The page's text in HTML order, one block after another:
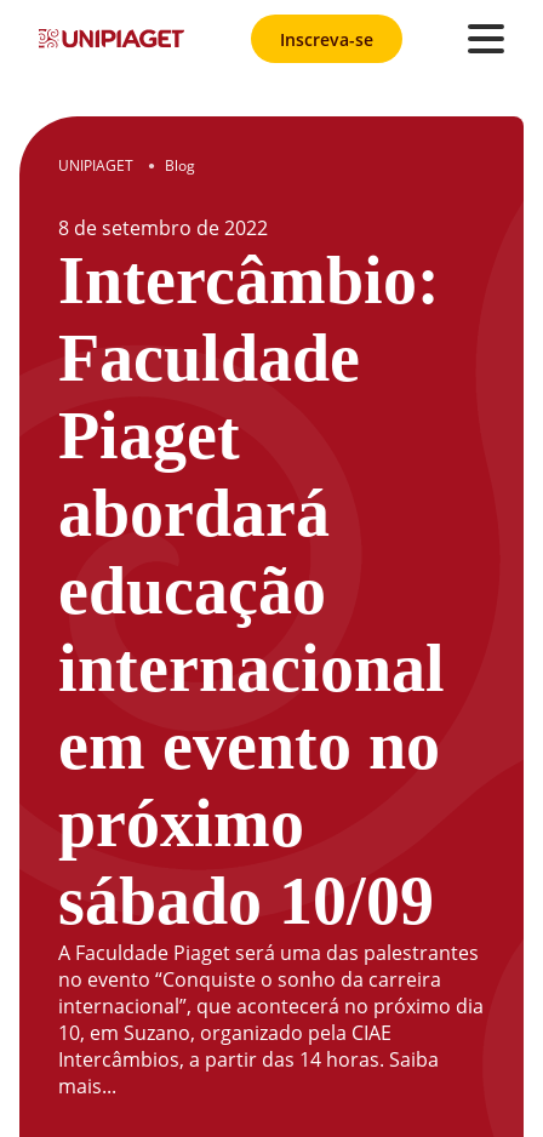
Inscreva-se
UNIPIAGET ● Blog
8 desetembro de2022
Intercâmbio:
Faculdade
Piaget
abordará
educação
internacional
em evento no
próximo
sábado 10/09
A Faculdade Piaget será uma das palestrantes
no evento “Conquiste o sonho da carreira
internacional”, que acontecerá no próximo dia
10, em Suzano, organizado pela CIAE
Intercâmbios, a partir das 14 horas. Saiba
mais...